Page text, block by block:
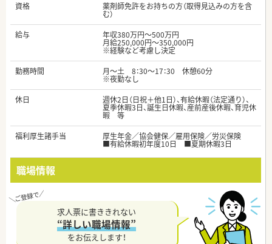
資格
薬剤師免許をお持ちの方（取得見込みの方を含
む）
給与
年収380万円～500万円
月給250,000円～350,000円
※経験など考慮し決定
勤務時間
月～土 8：30～17：30 休憩60分
※夜勤なし
休日
週休2日（日祝＋他1日）、有給休暇（法定通り）、
夏季休暇3日、誕生日休暇、産前産後休暇、育児休
暇 等
福利厚生諸手当
厚生年金／協会健保／雇用保険／労災保険
■有給休暇初年度10日 ■夏期休暇3日
職場情報
求人票に書ききれない
“詳しい職場情報”
をお伝えします！